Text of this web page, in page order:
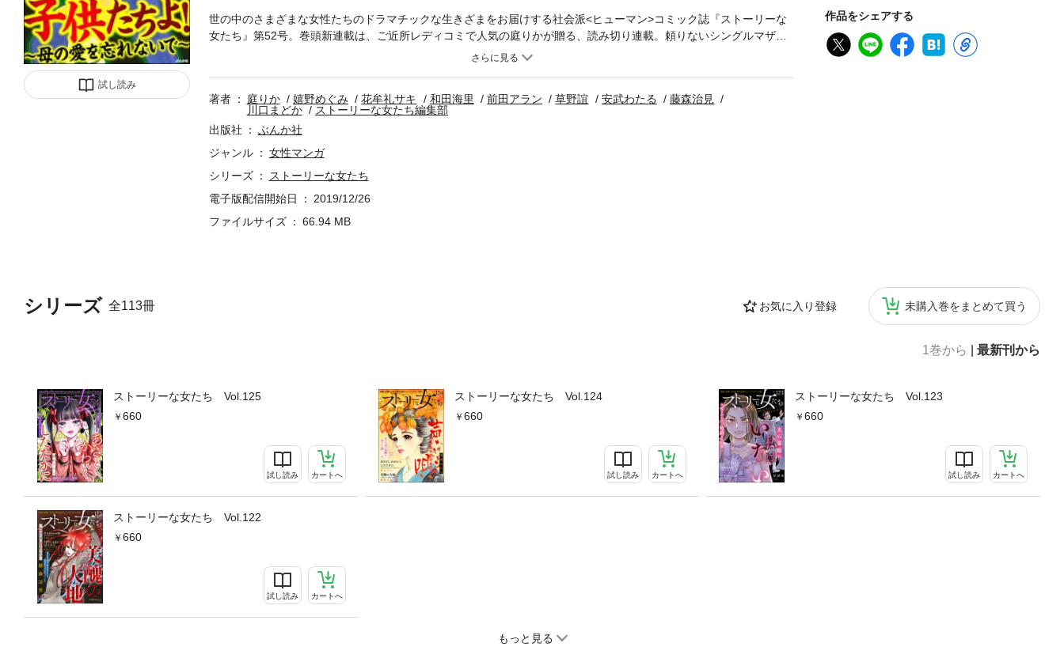
試し読み
作品をシェアする
シリーズ 全113冊 お気に入り登録 未購入巻をまとめて買う
1巻から 最新刊から
ストーリーな女たち Vol.125
660
試し読み カートへ
ストーリーな女たち Vol.124
660
試し読み カートへ
ストーリーな女たち Vol.123
660
試し読み カートへ
ストーリーな女たち Vol.122
660
試し読み カートへ
もっと見る
世の中のさまざまな女性たちのドラマチックな生きざまをお届けする社会派<ヒューマン>コミック誌『ストーリーな
女たち』第52号。巻頭新連載は、ご近所レディコミで人気の庭りかが贈る、読み切り連載。頼りないシングルマザー
の“ママ”としっかり者の大人びた娘・ひなた。すべてを許しあえる、母と娘のいい関係性とは!? このほか、嬉野めぐ
著者
庭りか 嬉野めぐみ 花牟礼サキ 和田海里 前田アラン 草野誼 安武わたる
藤森治見
川口まどか
ストーリーな女たち編集部
出版社
ぶんか社
ジャンル
女性マンガ
シリーズ
ストーリーな女たち
電子版配信開始日
2019/12/26
ファイルサイズ
66.94 MB